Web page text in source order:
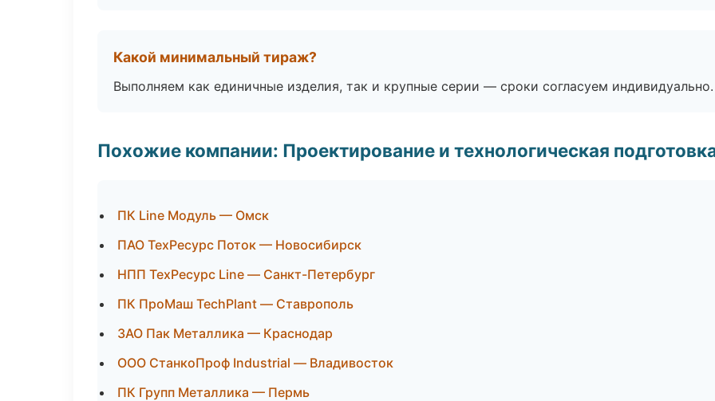
Какой минимальный тираж?
Выполняем как единичные изделия, так и крупные серии — сроки согласуем индивидуально.
Похожие компании: Проектирование и технологическая
ПК Line Модуль — Омск
ПАО ТехРесурс Поток — Новосибирск
НПП ТехРесурс Line — Санкт-Петербург
ПК ПроМаш TechPlant — Ставрополь
ЗАО Пак Металлика — Краснодар
ООО СтанкоПроф Industrial — Владивосток
ПК Групп Металлика — Пермь